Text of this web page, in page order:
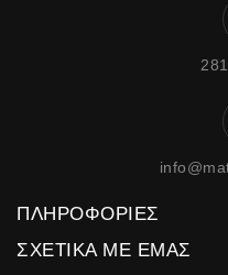
ΠΛΗΡΟΦΟΡΊΕΣ
ΣΧΕΤΙΚΆ ΜΕ ΕΜΆΣ